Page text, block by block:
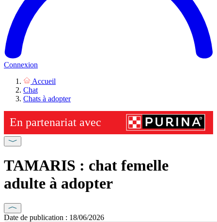
Connexion
Accueil
Chat
Chats à adopter
TAMARIS : chat femelle
adulte à adopter
Date de publication : 18/06/2026